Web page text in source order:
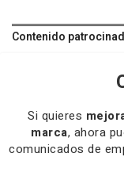
Contenido
Si quieres
marca, ahora
comunicados de